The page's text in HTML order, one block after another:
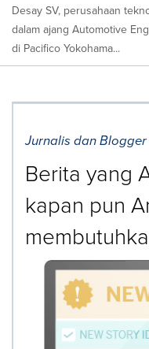
Desay SV, perusahaan
dalam ajang Automotive
di Pacifico Yokohama...
Jurnalis dan Blogger
Berita yang
kapan pun